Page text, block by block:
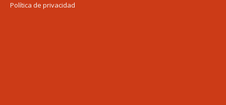
Política de privacidad